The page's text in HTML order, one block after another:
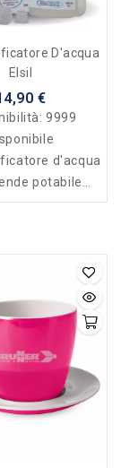
D'acqua
Elsil
€
9999
d'acqua
potabile
ogni tipo di